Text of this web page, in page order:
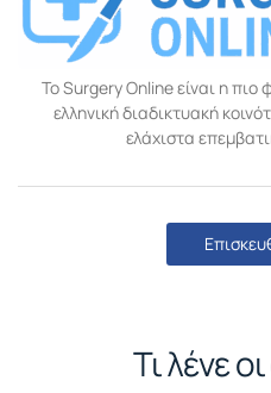
Το Surgery Online είναι η πιο
ελληνική διαδικτυακή
ελάχιστα
Τι λένε